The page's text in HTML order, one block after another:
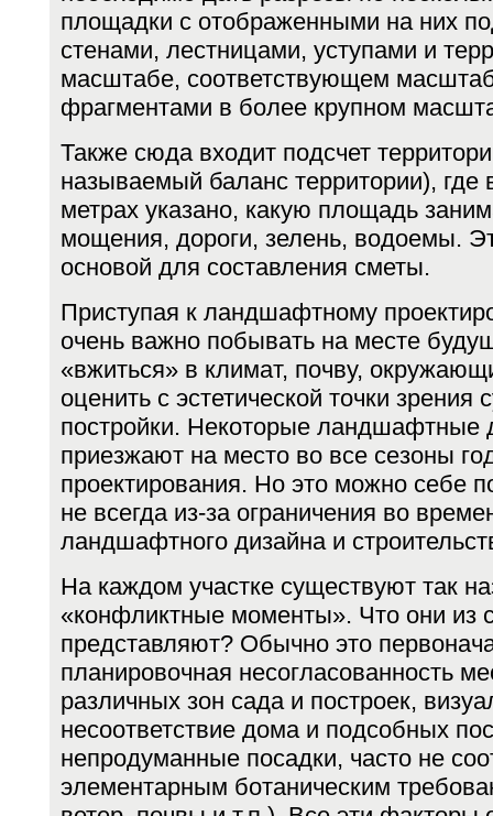
площадки с отображен­ными на них
стенами, лестницами, уступами и
масштабе, соответствующем
фрагментами в более крупном
Также сюда входит подсчет
называемый баланс территории), где
метрах указано, какую площадь
мощения, дороги, зелень, во­доемы.
основой для составления сметы.
Приступая к ландшафтному
очень важно побы­вать на месте
«вжиться» в климат, почву,
оценить с эстетической точки
постройки. Некоторые ландшафтные
приезжают на место во все сезоны
проек­тирования. Но это можно себе
не всегда из-за ограничения во
ландшафтного дизайна и
На каждом участке существуют так
«конфликт­ные моменты». Что они из
представляют? Обычно это
планировочная несогласованность
различных зон сада и построек,
несоответствие дома и подсобных
не­продуманные посадки, часто не
элементар­ным ботаническим